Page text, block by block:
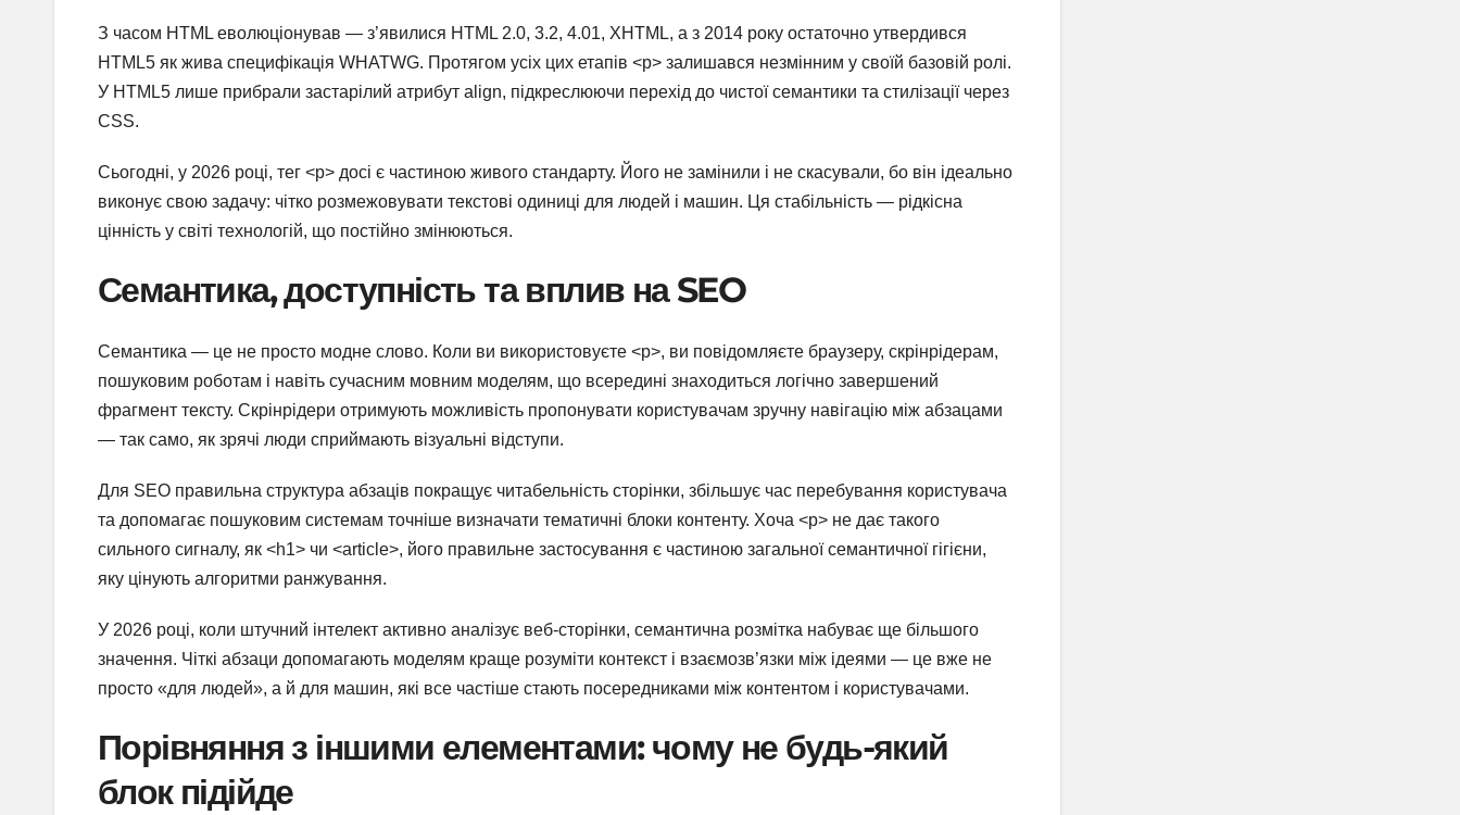
З часом HTML еволюціонував — з’явилися HTML 2.0, 3.2, 4.01, XHTML, а з 2014 року остаточно утвердився
HTML5 як жива специфікація WHATWG. Протягом усіх цих етапів <p> залишався незмінним у своїй базовій ролі.
У HTML5 лише прибрали застарілий атрибут align, підкреслюючи перехід до чистої семантики та стилізації через
CSS.
Сьогодні, у 2026 році, тег <p> досі є частиною живого стандарту. Його не замінили і не скасували, бо він ідеально
виконує свою задачу: чітко розмежовувати текстові одиниці для людей і машин. Ця стабільність — рідкісна
цінність у світі технологій, що постійно змінюються.
Семантика, доступність та вплив на SEO
Семантика — це не просто модне слово. Коли ви використовуєте <p>, ви повідомляєте браузеру, скрінрідерам,
пошуковим роботам і навіть сучасним мовним моделям, що всередині знаходиться логічно завершений
фрагмент тексту. Скрінрідери отримують можливість пропонувати користувачам зручну навігацію між абзацами
— так само, як зрячі люди сприймають візуальні відступи.
Для SEO правильна структура абзаців покращує читабельність сторінки, збільшує час перебування користувача
та допомагає пошуковим системам точніше визначати тематичні блоки контенту. Хоча <p> не дає такого
сильного сигналу, як <h1> чи <article>, його правильне застосування є частиною загальної семантичної гігієни,
яку цінують алгоритми ранжування.
У 2026 році, коли штучний інтелект активно аналізує веб-сторінки, семантична розмітка набуває ще більшого
значення. Чіткі абзаци допомагають моделям краще розуміти контекст і взаємозв’язки між ідеями — це вже не
просто «для людей», а й для машин, які все частіше стають посередниками між контентом і користувачами.
Порівняння з іншими елементами: чому не будь-який
блок підійде